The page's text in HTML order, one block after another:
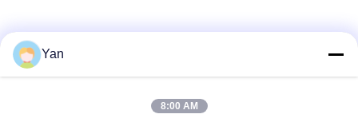
Snel contact
Yan
8:00 AM